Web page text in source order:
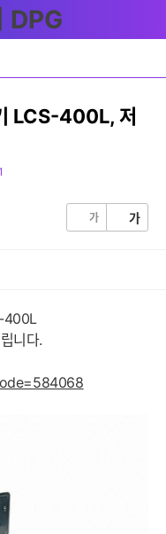
LCS-400L, 저
가 가
400L
니다.